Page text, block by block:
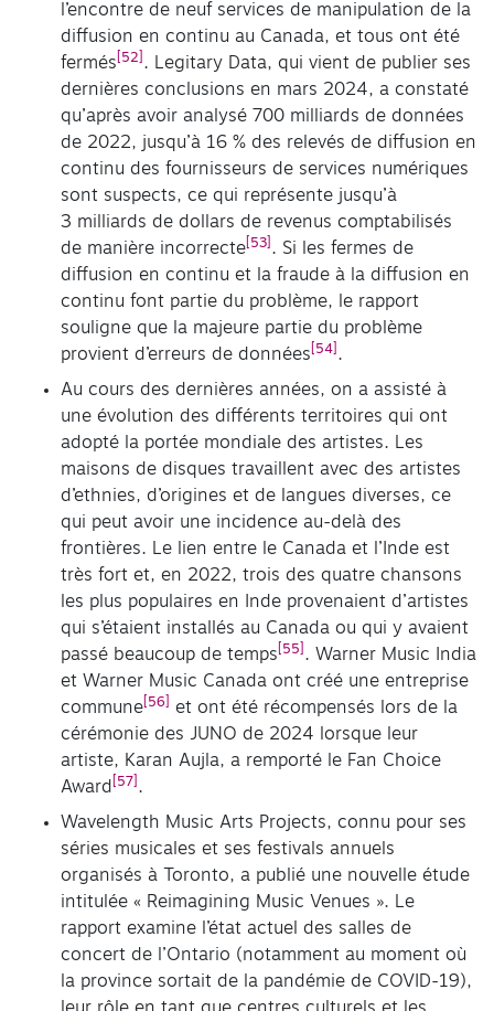
l’encontre de neuf services de manipulation de la
diffusion en continu au Canada, et tous ont été
fermés [52] . Legitary Data, qui vient de publier ses
dernières conclusions en mars 2024, a constaté
qu’après avoir analysé 700 milliards de données
de 2022, jusqu’à 16 % des relevés de diffusion en
continu des fournisseurs de services numériques
sont suspects, ce qui représente jusqu’à
3 milliards de dollars de revenus comptabilisés
de manière incorrecte [53] . Si les fermes de
diffusion en continu et la fraude à la diffusion en
continu font partie du problème, le rapport
souligne que la majeure partie du problème
provient d’erreurs de données [54] .
Au cours des dernières années, on a assisté à
une évolution des différents territoires qui ont
adopté la portée mondiale des artistes. Les
maisons de disques travaillent avec des artistes
d’ethnies, d’origines et de langues diverses, ce
qui peut avoir une incidence au-delà des
frontières. Le lien entre le Canada et l’Inde est
très fort et, en 2022, trois des quatre chansons
les plus populaires en Inde provenaient d’artistes
qui s’étaient installés au Canada ou qui y avaient
passé beaucoup de temps [55] . Warner Music India
et Warner Music Canada ont créé une entreprise
commune [56]
et ont été récompensés lors de la
cérémonie des JUNO de 2024 lorsque leur
artiste, Karan Aujla, a remporté le Fan Choice
Award
[57] .
Wavelength Music Arts Projects, connu pour ses
séries musicales et ses festivals annuels
organisés à Toronto, a publié une nouvelle étude
intitulée « Reimagining Music Venues ». Le
rapport examine l’état actuel des salles de
concert de l’Ontario (notamment au moment où
la province sortait de la pandémie de COVID-19),